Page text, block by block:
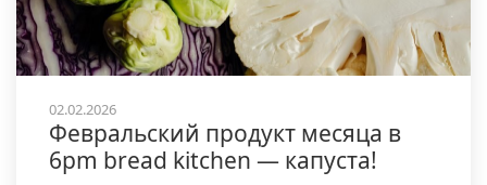
02.02.2026
Февральский продукт месяца в
6pm bread kitchen — капуста!